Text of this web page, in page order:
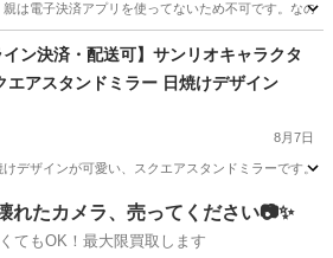
は電子決済アプリを使ってないため不可です。なの
その他 アプリ
イン決済・配送可】サンリオキャラクタ
エアスタンドミラー 日焼けデザイン
8月7日
デザインが可愛い、スクエアスタンドミラーです。
その他 サンリオキャラクター
れたカメラ、売ってください📷✨
てもOK！最大限買取します